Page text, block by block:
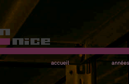
accueil années